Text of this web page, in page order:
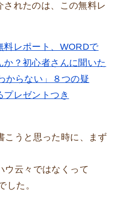
されたのは、この無料レ
料レポート、WORDで
か？初心者さんに聞いた
からない」８つの疑
レゼントつき
こうと思った時に、まず
ウ云々ではなくって
した。